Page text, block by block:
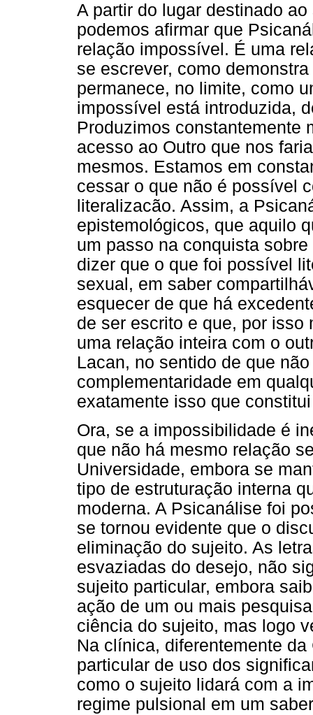
A partir do lugar destinado
podemos afirmar que
relação impossível. É uma
se escrever, como
permanece, no limite, como
impossível está introduzida,
Produzimos constantemente
acesso ao Outro que nos
mesmos. Estamos em
cessar o que não é possível
literalizacão. Assim, a
epistemológicos, que aquilo
um passo na conquista
dizer que o que foi possível
sexual, em saber
esquecer de que há
de ser escrito e que, por
uma relação inteira com o
Lacan, no sentido de que
complementaridade em
exatamente isso que
Ora, se a impossibilidade é
que não há mesmo relação
Universidade, embora se
tipo de estruturação interna
moderna. A Psicanálise foi
se tornou evidente que o
eliminação do sujeito. As
esvaziadas do desejo, não
sujeito particular, embora
ação de um ou mais
ciência do sujeito, mas logo
Na clínica, diferentemente
particular de uso dos
como o sujeito lidará com a
regime pulsional em um